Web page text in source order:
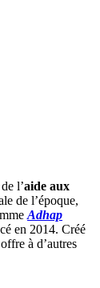
l’aide aux
de l’époque,
Adhap
en 2014. Créé
à d’autres